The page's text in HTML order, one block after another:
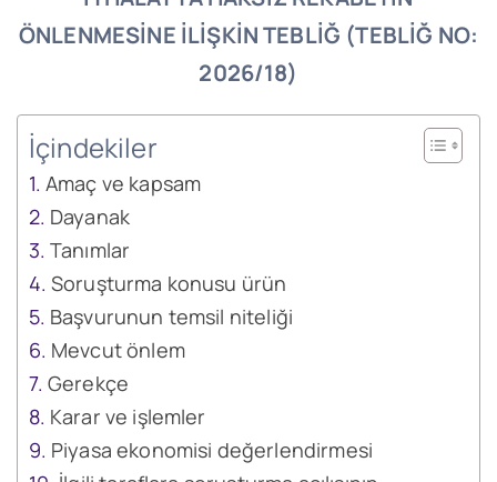
ÖNLENMESİNE İLİŞKİN TEBLİĞ (TEBLİĞ NO:
2026/18)
İçindekiler
Amaç ve kapsam
Dayanak
Tanımlar
Soruşturma konusu ürün
Başvurunun temsil niteliği
Mevcut önlem
Gerekçe
Karar ve işlemler
Piyasa ekonomisi değerlendirmesi